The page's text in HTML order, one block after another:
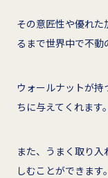
その意匠性や優れ
るまで世界中で不動
ウォールナットが
ちに与えてくれます。
また、うまく取り
しむことができます。